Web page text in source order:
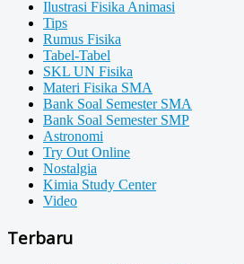
Ilustrasi Fisika Animasi
Tips
Rumus Fisika
Tabel-Tabel
SKL UN Fisika
Materi Fisika SMA
Bank Soal Semester SMA
Bank Soal Semester SMP
Astronomi
Try Out Online
Nostalgia
Kimia Study Center
Video
Terbaru